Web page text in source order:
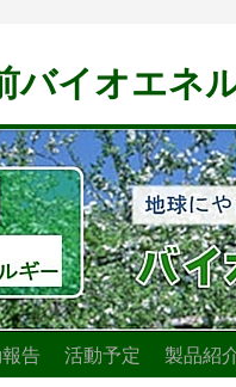
バイオエネ
告 活動予定 製品紹